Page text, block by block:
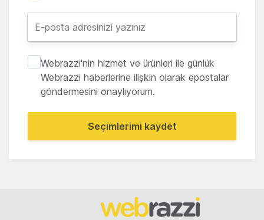
Webrazzi'nin hizmet ve ürünleri ile günlük
Webrazzi haberlerine ilişkin olarak epostalar
göndermesini onaylıyorum.
Seçimlerimi kaydet